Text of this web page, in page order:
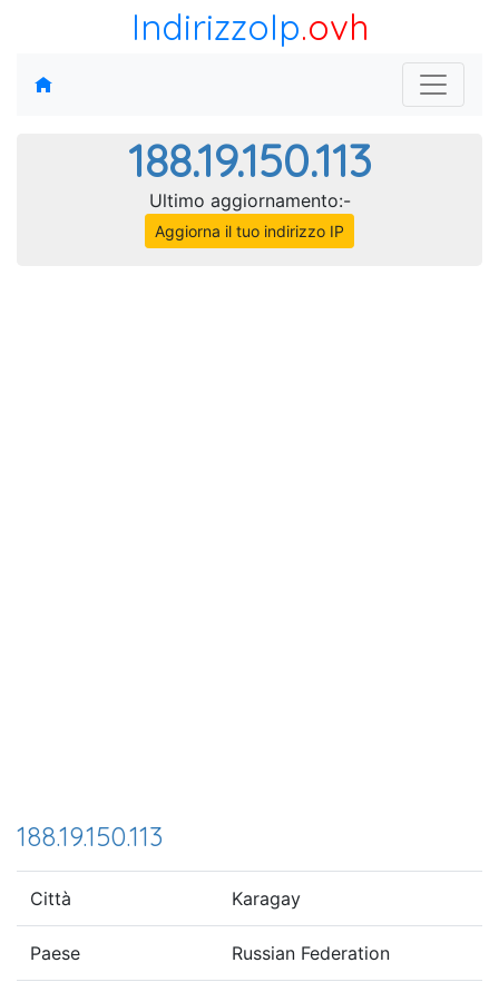
IndirizzoIp.ovh
188.19.150.113
Ultimo aggiornamento:-
Aggiorna il tuo indirizzo IP
188.19.150.113
Città Karagay
Paese Russian Federation